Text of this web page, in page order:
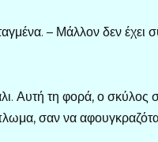
– Μάλλον δεν έχει
Αυτή τη φορά, ο σκύλος
σαν να